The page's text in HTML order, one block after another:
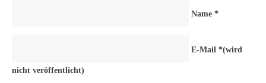
Name *
E-Mail *(wird
nicht veröffentlicht)